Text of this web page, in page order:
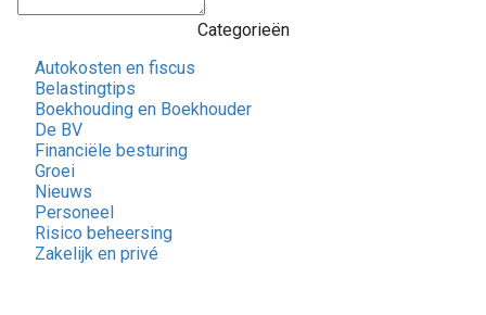
Categorieën
Autokosten en fiscus
Belastingtips
Boekhouding en Boekhouder
De BV
Financiële besturing
Groei
Nieuws
Personeel
Risico beheersing
Zakelijk en privé